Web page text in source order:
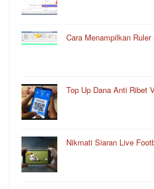
Cara Menampilkan
Top Up Dana Anti Ribet
Nikmati Siaran Live